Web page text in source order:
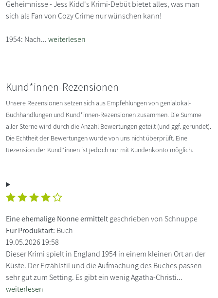
Geheimnisse - Jess Kidd's Krimi-Debüt bietet alles, was man
sich als Fan von Cozy Crime nur wünschen kann!
1954: Nach...weiterlesen
Kund*innen-Rezensionen
Unsere Rezensionen setzen sich aus Empfehlungen von genialokal-
Buchhandlungen und Kund*innen-Rezensionen zusammen. Die Summe
aller Sterne wird durch die Anzahl Bewertungen geteilt (und ggf. gerundet).
Die Echtheit der Bewertungen wurde von uns nicht überprüft. Eine
Rezension der Kund*innen ist jedoch nur mit Kundenkonto möglich.
Eine ehemalige Nonne ermitteltgeschrieben von Schnuppe
Für Produktart: Buch
19.05.2026 19:58
Dieser Krimi spielt in England 1954 in einem kleinen Ort an der
Küste. Der Erzählstil und die Aufmachung des Buches passen
sehr gut zum Setting. Es gibt ein wenig Agatha-Christi...
weiterlesen